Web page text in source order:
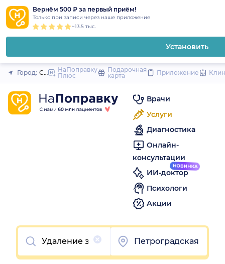
Вернём 500 ₽ за первый приём!
Только при записи через наше приложение
~13.5 тыс.
Установить
Закрыть
Город: Санкт-Петербург
НаПоправку
Плюс
Подарочная
карта
Приложение
Врачи
Услуги
Диагностика
Онлайн-
консультации
ИИ-доктор
Психологи
Акции
Очистить
Петроградская